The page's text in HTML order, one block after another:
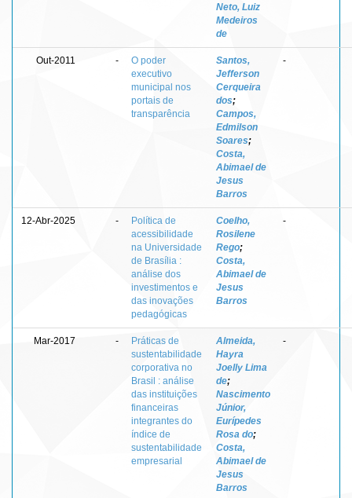
Neto, Luiz
Medeiros
de
Out-2011 -
O poder
executivo
municipal nos
portais de
transparência
Santos,
Jefferson
Cerqueira
dos;
Campos,
Edmilson
Soares;
Costa,
Abimael de
Jesus
Barros
-
12-Abr-2025 -
Política de
acessibilidade
na Universidade
de Brasília :
análise dos
investimentos e
das inovações
pedagógicas
Coelho,
Rosilene
Rego;
Costa,
Abimael de
Jesus
Barros
-
Mar-2017 -
Práticas de
sustentabilidade
corporativa no
Brasil : análise
das instituições
financeiras
integrantes do
índice de
sustentabilidade
empresarial
Almeida,
Hayra
Joelly Lima
de;
Nascimento
Júnior,
Eurípedes
Rosa do;
Costa,
Abimael de
Jesus
Barros
-